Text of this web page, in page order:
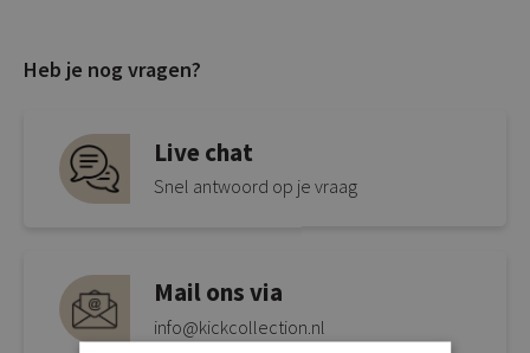
Heb je nog vragen?
Live chat
Snel antwoord op je vraag
Mail ons via
info@kickcollection.nl